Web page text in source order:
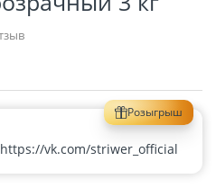
Розыгрыш
vk.com/striwer_official